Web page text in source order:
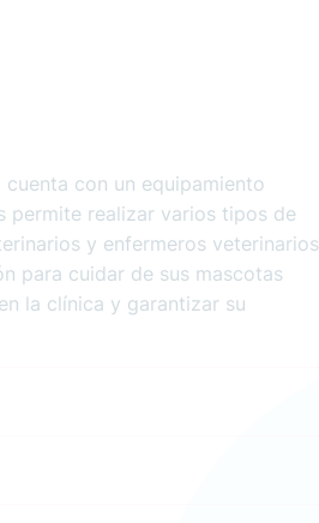
con un equipamiento
permite realizar varios tipos de
y enfermeros veterinarios
para cuidar de sus mascotas
la clínica y garantizar su